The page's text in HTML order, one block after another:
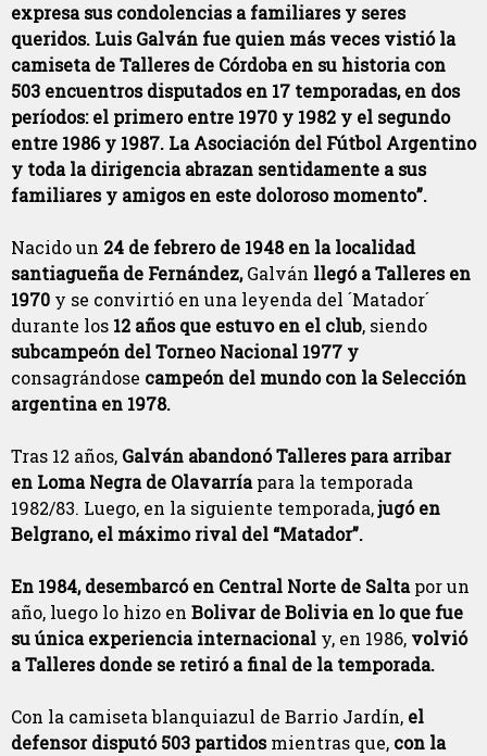
expresa sus condolencias a familiares y seres
queridos. Luis Galván fue quien más veces vistió la
camiseta de Talleres de Córdoba en su historia con
503 encuentros disputados en 17 temporadas, en dos
períodos: el primero entre 1970 y 1982 y el segundo
entre 1986 y 1987. La Asociación del Fútbol Argentino
y toda la dirigencia abrazan sentidamente a sus
familiares y amigos en este doloroso momento”.
Nacido un 24 de febrero de 1948 en la localidad
santiagueña de Fernández,Galván llegó a Talleres en
1970 y se convirtió en una leyenda del ´Matador´
durante los 12 años que estuvo en el club, siendo
subcampeón del Torneo Nacional 1977 y
consagrándose campeón del mundo con la Selección
argentina en 1978.
Tras 12 años, Galván abandonó Talleres para arribar
en Loma Negra de Olavarríapara la temporada
1982/83. Luego, en la siguiente temporada,jugó en
Belgrano, el máximo rival del “Matador”.
En 1984, desembarcó en Central Norte de Saltapor un
año, luego lo hizo en Bolivar de Bolivia en lo que fue
su única experiencia internacional y, en 1986, volvió
a Talleres donde se retiró a final de la temporada.
Con la camiseta blanquiazul de Barrio Jardín, el
defensor disputó 503 partidosmientras que, con la